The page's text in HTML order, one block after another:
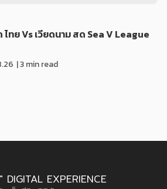
ย Vs เวียดนาม สด Sea V League
| 3 min read
DIGITAL EXPERIENCE